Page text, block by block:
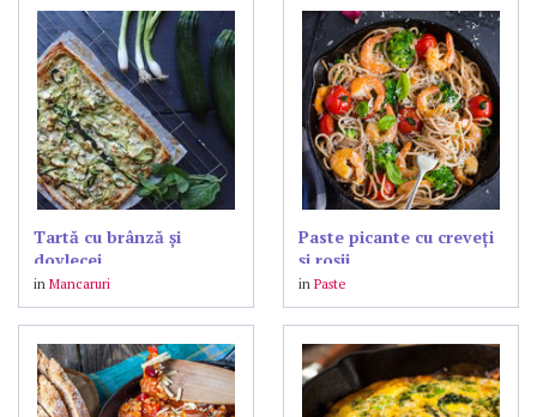
Tartă cu brânză și
dovlecei
in Mancaruri
Paste picante cu creveți
și roșii
in Paste